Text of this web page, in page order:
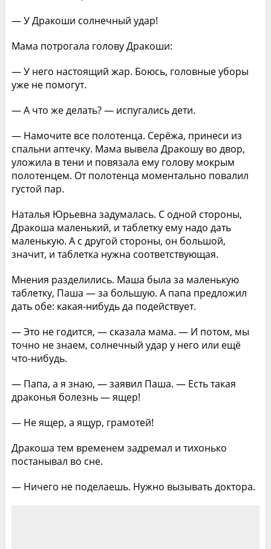
— У Дракоши солнечный удар!
Мама потрогала голову Дракоши:
— У него настоящий жар. Боюсь, головные уборы
уже не помогут.
— А что же делать? — испугались дети.
— Намочите все полотенца. Серёжа, принеси из
спальни аптечку. Мама вывела Дракошу во двор,
уложила в тени и повязала ему голову мокрым
полотенцем. От полотенца моментально повалил
густой пар.
Наталья Юрьевна задумалась. С одной стороны,
Дракоша маленький, и таблетку ему надо дать
маленькую. А с другой стороны, он большой,
значит, и таблетка нужна соответствующая.
Мнения разделились. Маша была за маленькую
таблетку, Паша — за большую. А папа предложил
дать обе: какая-нибудь да подействует.
— Это не годится, — сказала мама. — И потом, мы
точно не знаем, солнечный удар у него или ещё
что-нибудь.
— Папа, а я знаю, — заявил Паша. — Есть такая
драконья болезнь — ящер!
— Не ящер, а ящур, грамотей!
Дракоша тем временем задремал и тихонько
постанывал во сне.
— Ничего не поделаешь. Нужно вызывать доктора.